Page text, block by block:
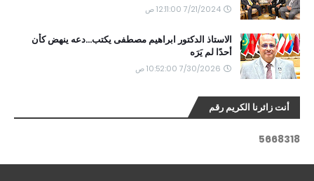
7/21/2024 12:11:00 ص
الاستاذ الدكتور ابراهيم مصطفى يكتب...دعه ينهض كأن
أحدًا لم يَرَه
7/30/2026 10:52:00 ص
أنت زائرنا الكريم رقم
5668318